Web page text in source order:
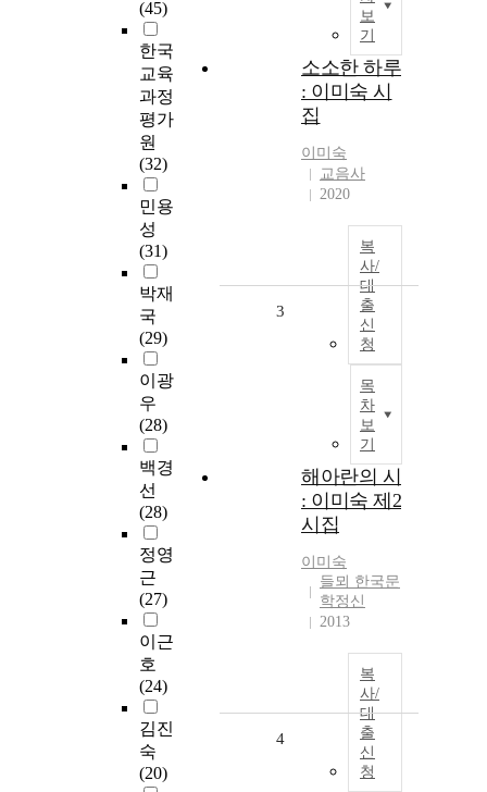
(45)
한국
교육
과정
평가
원
(32)
민용
성
(31)
박재
국
(29)
이광
우
(28)
백경
선
(28)
정영
근
(27)
이근
호
(24)
김진
숙
(20)
보
기
소소한 하루
: 이미숙 시
집
이미숙
교음사
2020
복
사/
대
출
신
청
목
차
보
기
3
해아란의 시
: 이미숙 제2
시집
이미숙
들뫼 한국문
학정신
2013
복
사/
대
출
신
청
4